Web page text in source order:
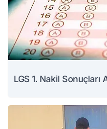
LGS 1. Nakil Sonuçları